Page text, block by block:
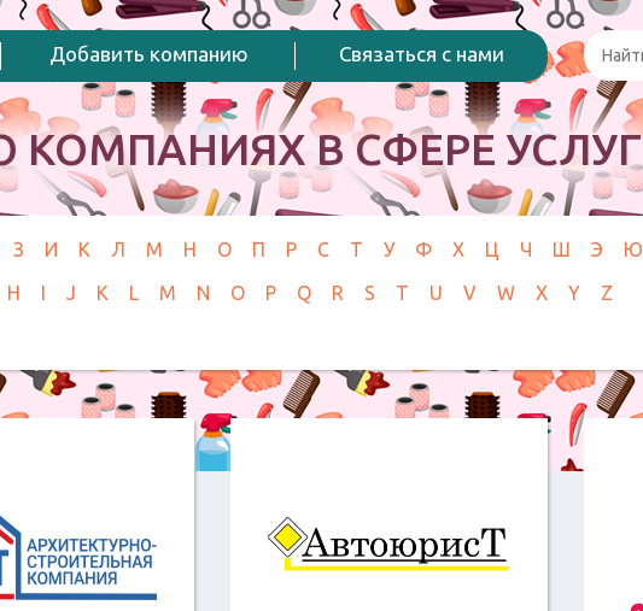
Добавить компанию Связаться с нами
КОМПАНИЯХ В СФЕРЕ УСЛУГ
З И К Л М Н О П Р С Т У Ф Х Ц Ч Ш Э Ю
H I J K L M N O P Q R S T U V W X Y
Z